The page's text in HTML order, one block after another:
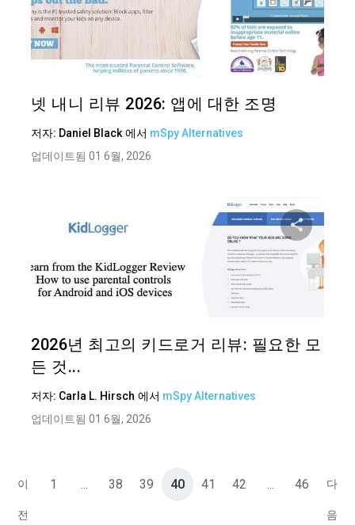
이 기
넷 내니 리뷰 2026: 앱에 대한 조명
저자: Daniel Black 에서 mSpy Alternatives
업데이트됨 01 6월, 2026
이 기
2026년 최고의 키드로거 리뷰: 필요한 모
든 것...
저자: Carla L. Hirsch 에서 mSpy Alternatives
업데이트됨 01 6월, 2026
이
전
1 ... 38 39 40 41 42 ... 46 다
음